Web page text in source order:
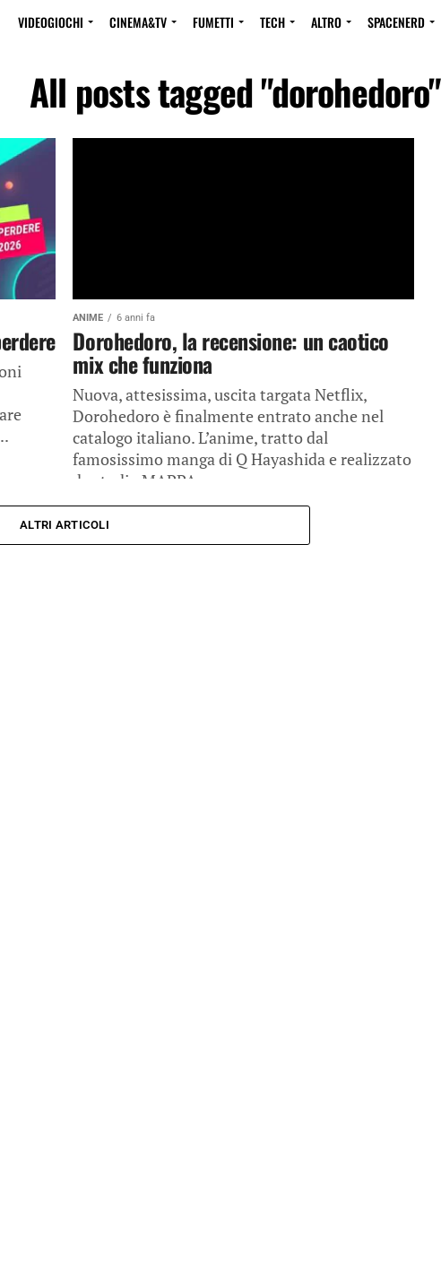
VIDEOGIOCHI CINEMA&TV FUMETTI TECH ALTRO SPACENERD
All posts tagged "dorohedoro"
ANIME 6 anni fa
Dorohedoro, la recensione: un caotico
mix che funziona
Nuova, attesissima, uscita targata Netflix,
Dorohedoro è finalmente entrato anche nel
catalogo italiano. L’anime, tratto dal
famosissimo manga di Q Hayashida e realizzato
da studio MAPPA,...
ALTRI ARTICOLI